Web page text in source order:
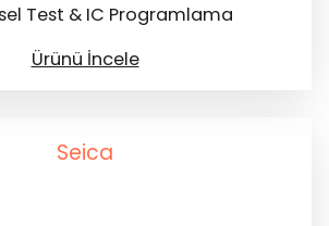
Test & IC Programlama
Ürünü İncele
Seica